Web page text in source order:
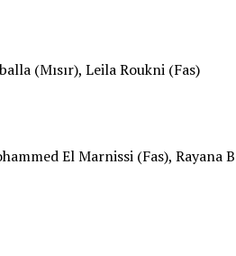
(Mısır), Leila Roukni (Fas)
El Marnissi (Fas), Rayana